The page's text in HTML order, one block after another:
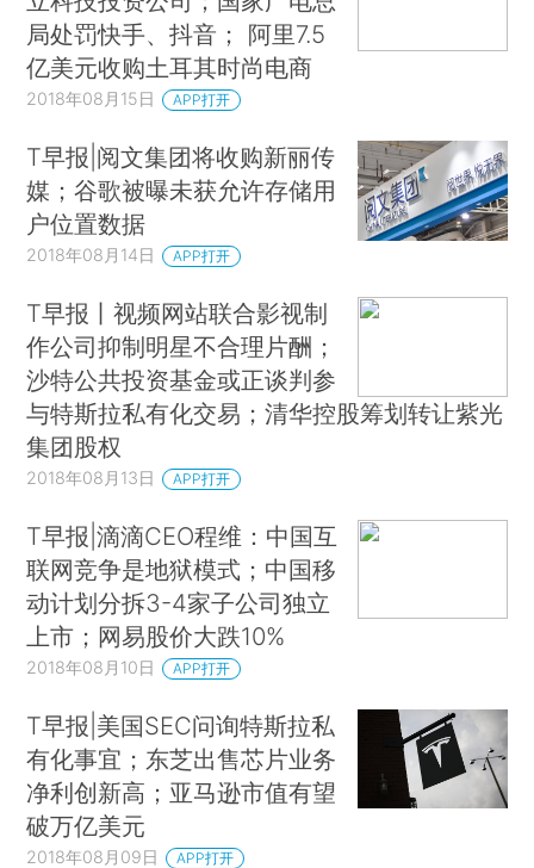
局处罚快手、抖音； 阿里7.5
亿美元收购土耳其时尚电商
2018年08月15日 APP打开
T早报|阅文集团将收购新丽传
媒；谷歌被曝未获允许存储用
户位置数据
2018年08月14日 APP打开
T早报丨视频网站联合影视制
作公司抑制明星不合理片酬；
沙特公共投资基金或正谈判参
与特斯拉私有化交易；清华控股筹划转让紫光
集团股权
2018年08月13日 APP打开
T早报|滴滴CEO程维：中国互
联网竞争是地狱模式；中国移
动计划分拆3-4家子公司独立
上市；网易股价大跌10%
2018年08月10日 APP打开
T早报|美国SEC问询特斯拉私
有化事宜；东芝出售芯片业务
净利创新高；亚马逊市值有望
破万亿美元
2018年08月09日 APP打开